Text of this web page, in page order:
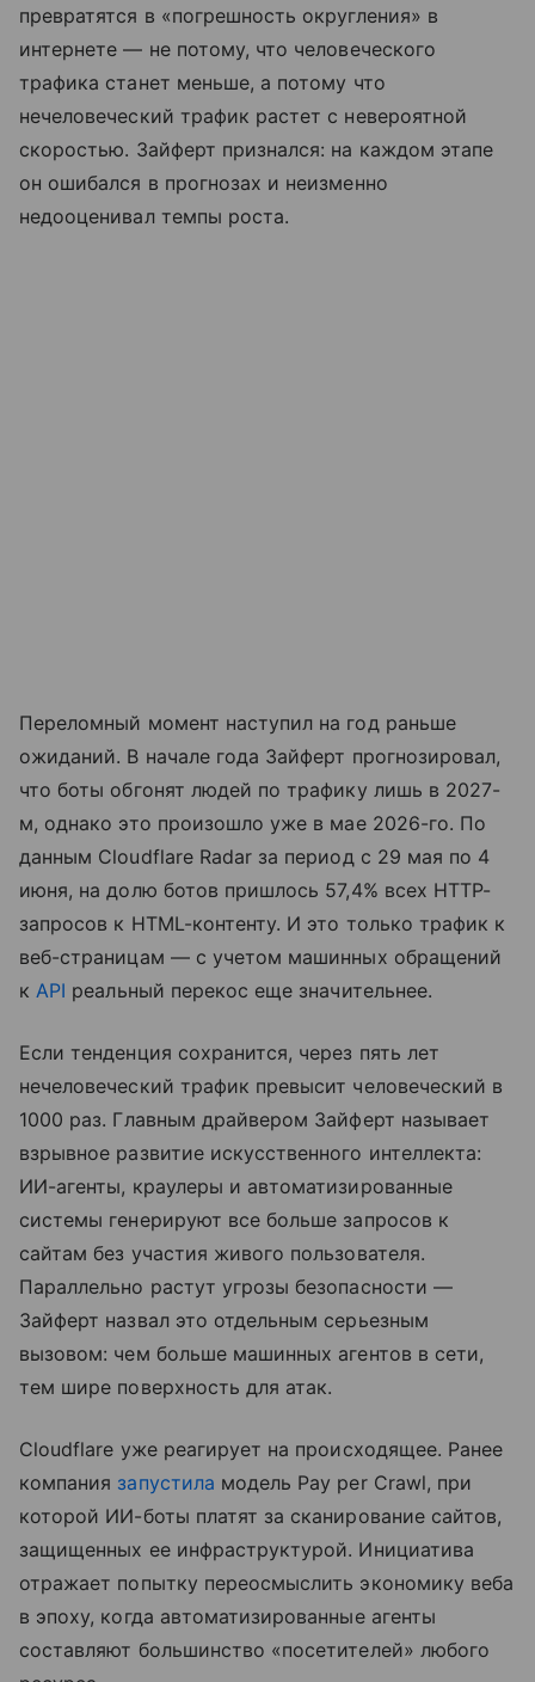
превратятся в «погрешность округления» в
интернете — не потому, что человеческого
трафика станет меньше, а потому что
нечеловеческий трафик растет с невероятной
скоростью. Зайферт признался: на каждом этапе
он ошибался в прогнозах и неизменно
недооценивал темпы роста.
Переломный момент наступил на год раньше
ожиданий. В начале года Зайферт прогнозировал,
что боты обгонят людей по трафику лишь в 2027-
м, однако это произошло уже в мае 2026-го. По
данным Cloudflare Radar за период с 29 мая по 4
июня, на долю ботов пришлось 57,4% всех HTTP-
запросов к HTML-контенту. И это только трафик к
веб-страницам — с учетом машинных обращений
к API реальный перекос еще значительнее.
Если тенденция сохранится, через пять лет
нечеловеческий трафик превысит человеческий в
1000 раз. Главным драйвером Зайферт называет
взрывное развитие искусственного интеллекта:
ИИ-агенты, краулеры и автоматизированные
системы генерируют все больше запросов к
сайтам без участия живого пользователя.
Параллельно растут угрозы безопасности —
Зайферт назвал это отдельным серьезным
вызовом: чем больше машинных агентов в сети,
тем шире поверхность для атак.
Cloudflare уже реагирует на происходящее. Ранее
компания запустила модель Pay per Crawl, при
которой ИИ-боты платят за сканирование сайтов,
защищенных ее инфраструктурой. Инициатива
отражает попытку переосмыслить экономику веба
в эпоху, когда автоматизированные агенты
составляют большинство «посетителей» любого